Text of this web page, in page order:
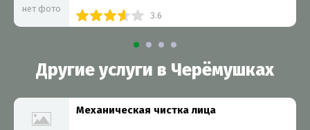
нет фото
3.6
Другие услуги в Черёмушках
Механическая чистка лица